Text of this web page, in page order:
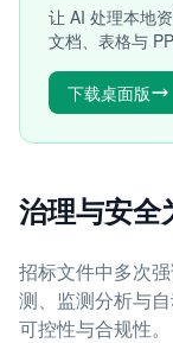
让 AI 处理本地
文档、表格与
下载桌面版
治理与安全
招标文件中多次
测、监测分析与
可控性与合规性。